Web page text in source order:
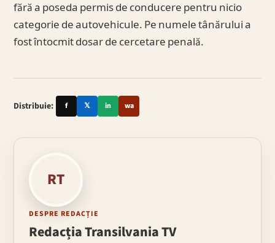
fără a poseda permis de conducere pentru nicio
categorie de autovehicule. Pe numele tânărului a
fost întocmit dosar de cercetare penală.
Distribuie: f 𝕏 in wa
RT
DESPRE REDACȚIE
Redacția Transilvania TV